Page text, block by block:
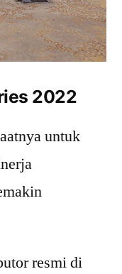
2022
untuk
resmi di